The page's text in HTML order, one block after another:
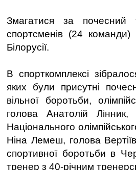
Змагатися за
спортсменів (24 команди)
Білорусії.
В спорткомплексі
яких були присутні
вільної боротьби,
голова Анатолій
Національного
Ніна Лемеш, голова
спортивної боротьби в
тренер з 40-річним